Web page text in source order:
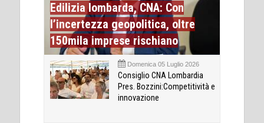
Edilizia lombarda, CNA: Con
l’incertezza geopolitica, oltre
150mila imprese rischiano
Domenica 05 Luglio 2026
Consiglio CNA Lombardia
Pres. Bozzini:Competitività e
innovazione